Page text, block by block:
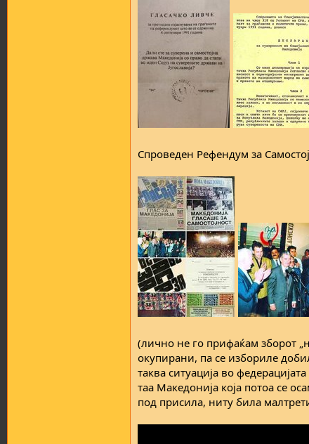
Спроведен Рефендум за
(лично не го прифаќам зборот
окупирани, па се избориле
таква ситуација во
таа Македонија која потоа се
под присила, ниту била